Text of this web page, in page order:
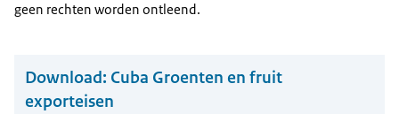
geen rechten worden ontleend.
Download: Cuba Groenten en fruit
exporteisen